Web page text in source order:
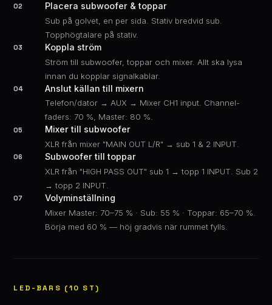
02 Placera subwoofer & toppar
Sub på golvet, en per sida. Stativ bredvid sub.
Topphögtalare på stativ.
03 Koppla ström
Ström till subwoofer, toppar och mixer. Allt ska lysa
innan du kopplar signalkablar.
04 Anslut källan till mixern
Telefon/dator → AUX → Mixer CH1 input. Channel-
faders: 70 %, Master: 80 %.
05 Mixer till subwoofer
XLR från mixer "MAIN OUT L/R" → sub 1 & 2 INPUT.
06 Subwoofer till toppar
XLR från "HIGH PASS OUT" sub 1 → topp 1 INPUT. Sub 2
→ topp 2 INPUT.
07 Volyminställning
Mixer Master: 70–75 % · Sub: 55 % · Toppar: 65–70 %.
Börja med 60 % — höj gradvis när rummet fylls.
LED-BARS (10 ST)